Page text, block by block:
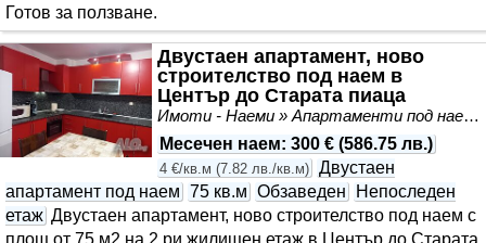
Готов за ползване.
Двустаен апартамент, ново
строителство под наем в
Център до Старата пиаца
Имоти - Наеми » Апартаменти под наем
Месечен наем: 300 € (586.75 лв.)
4 €/кв.м (7.82 лв./кв.м) Двустаен
апартамент под наем 75 кв.м Обзаведен
Непоследен
етаж Двустаен апартамент, ново строителство под наем с
площ от 75 м2 на 2 ри жилищен етаж в Център до Старата